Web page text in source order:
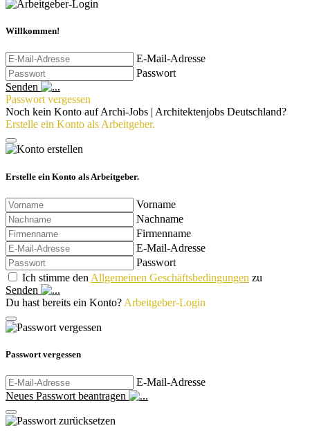
Willkommen!
E-Mail-Adresse
Passwort
Senden
Passwort vergessen
Noch kein Konto auf Archi-Jobs | Architektenjobs Deutschland?
Erstelle ein Konto als Arbeitgeber.
Erstelle ein Konto als Arbeitgeber.
Vorname
Nachname
Firmenname
E-Mail-Adresse
Passwort
Ich stimme den Allgemeinen Geschäftsbedingungen zu
Senden
Du hast bereits ein Konto? Arbeitgeber-Login
Passwort vergessen
E-Mail-Adresse
Neues Passwort beantragen